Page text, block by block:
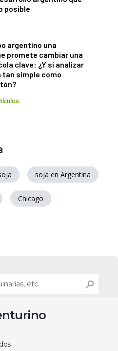
posible
argentino una
promete cambiar una
clave: ¿Y si analizar
tan simple como
soja en Argentina
Chicago